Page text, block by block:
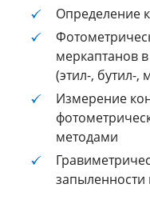
Определение
меркаптанов
(этил-, бутил-,
Измерение
методами
запыленности